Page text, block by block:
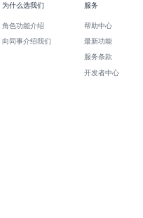
为什么选我们
角色功能介绍
向同事介绍我们
服务
帮助中心
最新功能
服务条款
开发者中心